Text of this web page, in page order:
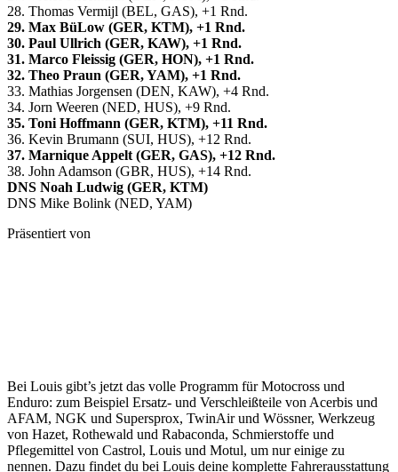
28. Thomas Vermijl (BEL, GAS), +1 Rnd.
29. Max BüLow (GER, KTM), +1 Rnd.
30. Paul Ullrich (GER, KAW), +1 Rnd.
31. Marco Fleissig (GER, HON), +1 Rnd.
32. Theo Praun (GER, YAM), +1 Rnd.
33. Mathias Jorgensen (DEN, KAW), +4 Rnd.
34. Jorn Weeren (NED, HUS), +9 Rnd.
35. Toni Hoffmann (GER, KTM), +11 Rnd.
36. Kevin Brumann (SUI, HUS), +12 Rnd.
37. Marnique Appelt (GER, GAS), +12 Rnd.
38. John Adamson (GBR, HUS), +14 Rnd.
DNS Noah Ludwig (GER, KTM)
DNS Mike Bolink (NED, YAM)
Präsentiert von
Bei Louis gibt’s jetzt das volle Programm für Motocross und
Enduro: zum Beispiel Ersatz- und Verschleißteile von Acerbis und
AFAM, NGK und Supersprox, TwinAir und Wössner, Werkzeug
von Hazet, Rothewald und Rabaconda, Schmierstoffe und
Pflegemittel von Castrol, Louis und Motul, um nur einige zu
nennen. Dazu findet du bei Louis deine komplette Fahrerausstattung